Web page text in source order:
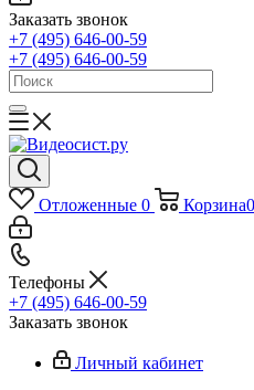
Заказать звонок
+7 (495) 646-00-59
+7 (495) 646-00-59
Отложенные 0 Корзина0
Телефоны
+7 (495) 646-00-59
Заказать звонок
Личный кабинет